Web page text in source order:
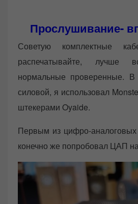
Прослушивание-
Советую комплектные
распечатывайте, лучше
нормальные проверенные. В
силовой, я использовал
штекерами Oyaide.
Первым из цифро-аналоговых
конечно же попробовал ЦАП